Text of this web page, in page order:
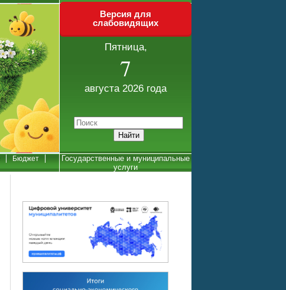
Версия для
слабовидящих
Пятница,
7
августа 2026 года
Бюджет
Государственные и муниципальные
услуги